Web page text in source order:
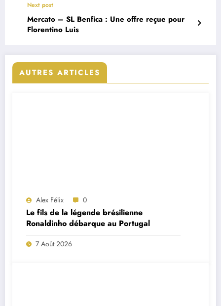
Next post
Mercato – SL Benfica : Une offre reçue pour
Florentino Luis
AUTRES ARTICLES
Alex Félix 0
Le fils de la légende brésilienne
Ronaldinho débarque au Portugal
7 Août 2026